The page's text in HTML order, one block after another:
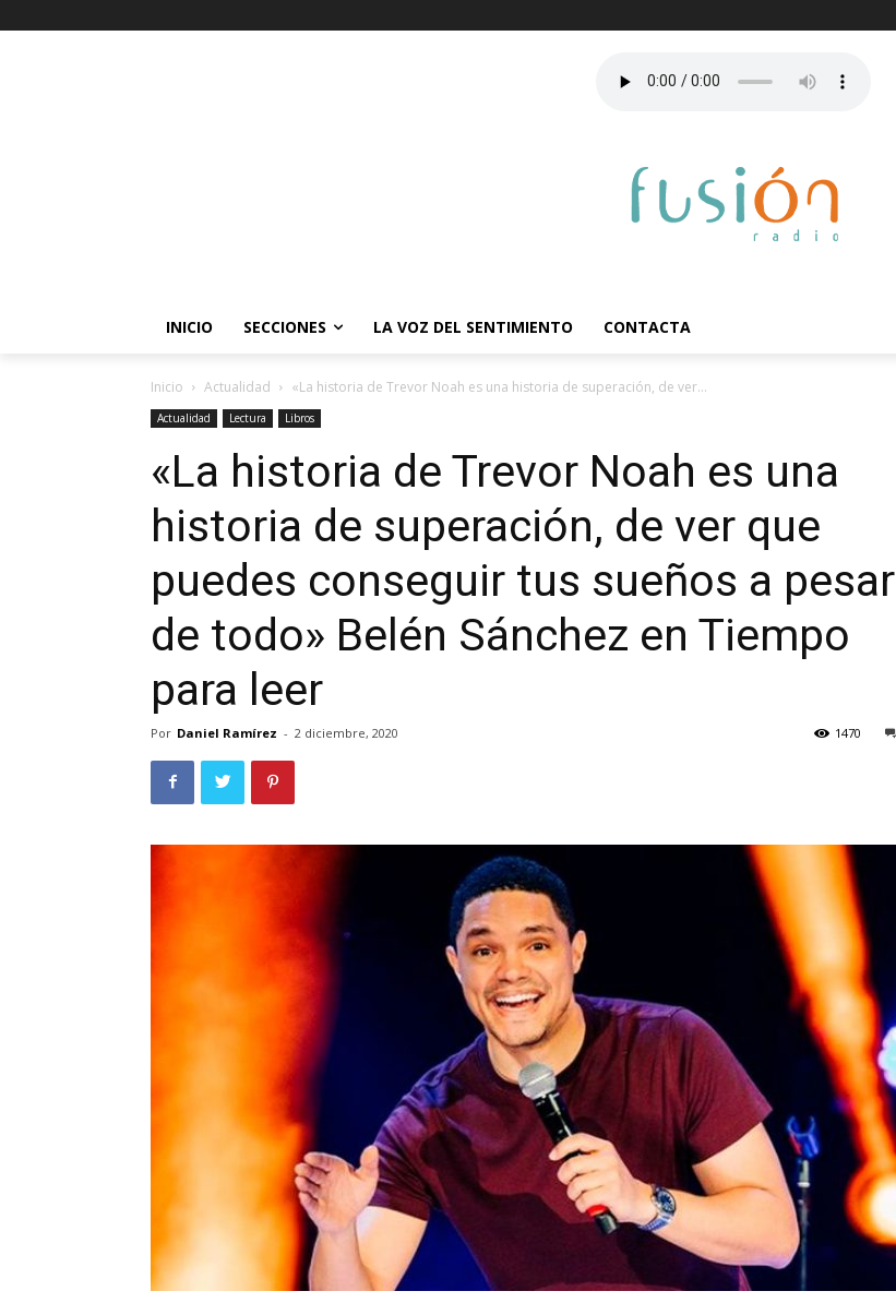
INICIO SECCIONES LA VOZ DEL SENTIMIENTO CONTACTA
Inicio Actualidad «La historia de Trevor Noah es una historia de superación, de ver...
Actualidad Lectura Libros
«La historia de Trevor Noah es una
historia de superación, de ver que
puedes conseguir tus sueños a pesar
de todo» Belén Sánchez en Tiempo
para leer
Por Daniel Ramírez - 2 diciembre, 2020 1470